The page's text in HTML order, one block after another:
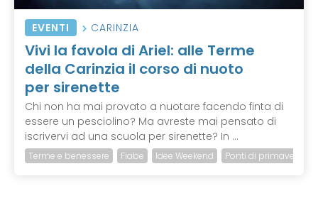
EVENTI CARINZIA
Vivi la favola di Ariel: alle Terme
della Carinzia il corso di nuoto
per sirenette
Chi non ha mai provato a nuotare facendo finta di
essere un pesciolino? Ma avreste mai pensato di
iscrivervi ad una scuola per sirenette? In ...
Terme e benessere Fiabe Idee Weekend Ponti di primavera